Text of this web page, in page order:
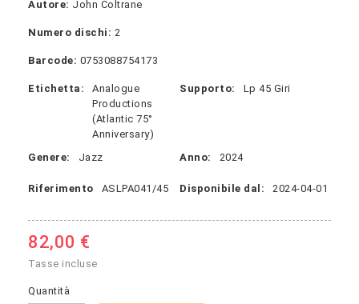
Autore: John Coltrane
Numero dischi: 2
Barcode: 0753088754173
Etichetta:
Analogue
Productions
(Atlantic 75°
Anniversary)
Supporto: Lp 45 Giri
Genere: Jazz Anno: 2024
Riferimento ASLPA041/45 Disponibile dal: 2024-04-01
82,00 €
Tasse incluse
Quantità